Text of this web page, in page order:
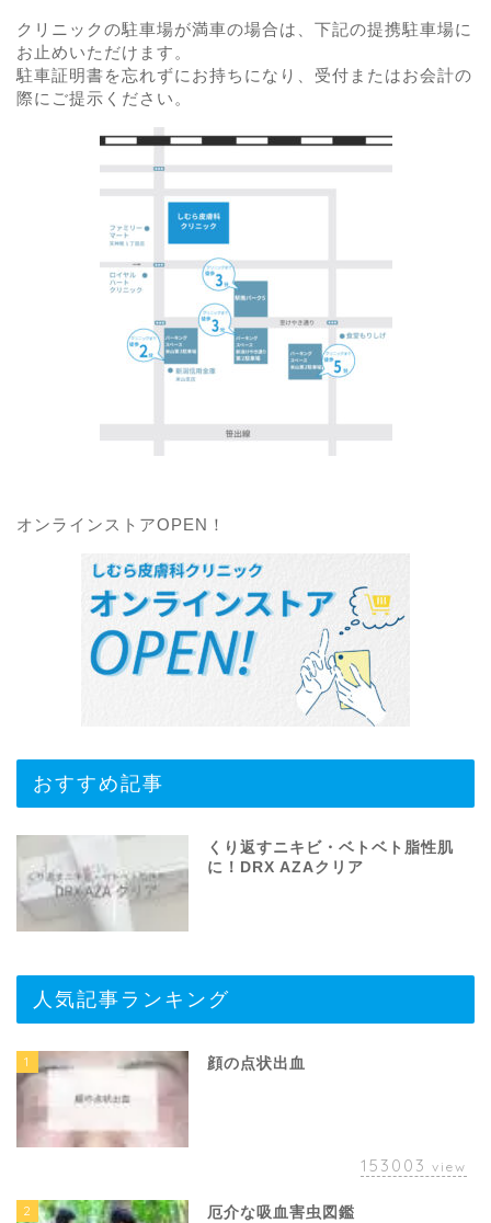
クリニックの駐車場が満車の場合は、下記の提携駐車場に
お止めいただけます。
駐車証明書を忘れずにお持ちになり、受付またはお会計の
際にご提示ください。
オンラインストアOPEN！
おすすめ記事
くり返すニキビ・ベトベト脂性肌
に！DRX AZAクリア
人気記事ランキング
1 顔の点状出血
153003 view
2 厄介な吸血害虫図鑑